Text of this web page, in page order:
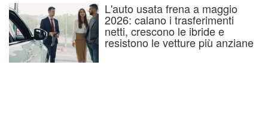
L'auto usata frena a maggio
2026: calano i trasferimenti
netti, crescono le ibride e
resistono le vetture più anziane